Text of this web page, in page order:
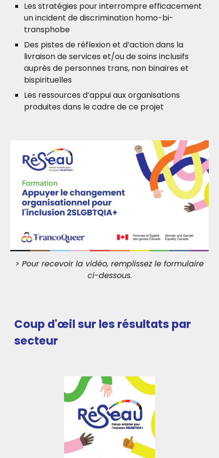
Les stratégies pour interrompre efficacement
un incident de discrimination homo-bi-
transphobe
Des pistes de réflexion et d’action dans la
livraison de services et/ou de soins inclusifs
auprès de personnes trans, non binaires et
bispirituelles
Les ressources d’appui aux organisations
produites dans le cadre de ce projet
> Pour recevoir la vidéo, remplissez le formulaire
ci-dessous.
Coup d'œil sur les résultats par
secteur